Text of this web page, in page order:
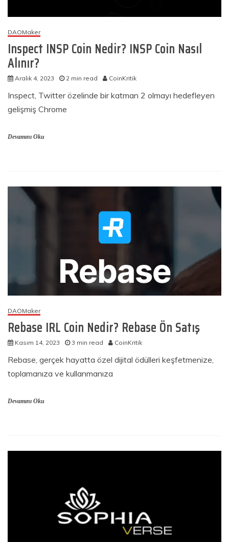
DAOMaker
Inspect INSP Coin Nedir? INSP Coin Nasıl
Alınır?
Aralık 4, 2023 2 min read CoinKritik
Inspect, Twitter özelinde bir katman 2 olmayı hedefleyen
gelişmiş Chrome
Devamını Oku
DAOMaker
Rebase IRL Coin Nedir? Rebase Ön Satış
Kasım 14, 2023 3 min read CoinKritik
Rebase, gerçek hayatta özel dijital ödülleri keşfetmenize,
toplamanıza ve kullanmanıza
Devamını Oku